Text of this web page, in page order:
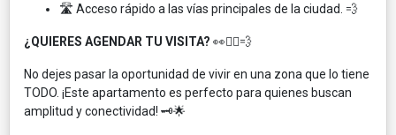
🛣️ Acceso rápido a las vías principales de la ciudad. 💨
¿QUIERES AGENDAR TU VISITA? 👀🏃‍♂️💨
No dejes pasar la oportunidad de vivir en una zona que lo tiene
TODO. ¡Este apartamento es perfecto para quienes buscan
amplitud y conectividad! 🗝️🌟